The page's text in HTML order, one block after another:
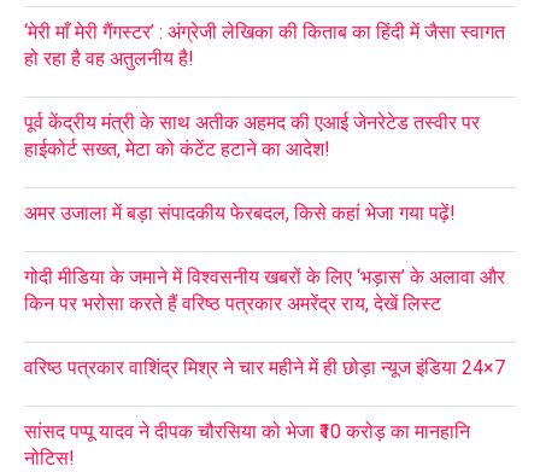
‘मेरी माँ मेरी गैंगस्टर’ : अंग्रेजी लेखिका की किताब का हिंदी में जैसा स्वागत
हो रहा है वह अतुलनीय है!
पूर्व केंद्रीय मंत्री के साथ अतीक अहमद की एआई जेनरेटेड तस्वीर पर
हाईकोर्ट सख्त, मेटा को कंटेंट हटाने का आदेश!
अमर उजाला में बड़ा संपादकीय फेरबदल, किसे कहां भेजा गया पढ़ें!
गोदी मीडिया के जमाने में विश्वसनीय खबरों के लिए ‘भड़ास’ के अलावा और
किन पर भरोसा करते हैं वरिष्ठ पत्रकार अमरेंद्र राय, देखें लिस्ट
वरिष्ठ पत्रकार वाशिंद्र मिश्र ने चार महीने में ही छोड़ा न्यूज इंडिया 24×7
सांसद पप्पू यादव ने दीपक चौरसिया को भेजा ₹10 करोड़ का मानहानि
नोटिस!